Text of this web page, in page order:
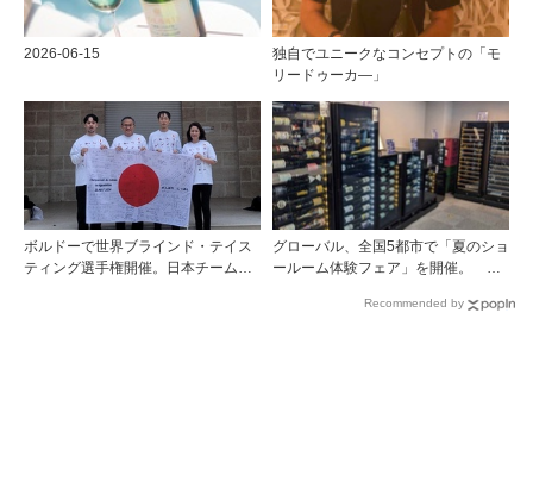
2026-06-15
独自でユニークなコンセプトの「モ
リードゥーカ―」
ボルドーで世界ブラインド・テイス
ティング選手権開催。日本チームが4
グローバル、全国5都市で「夏のショ
ールーム体験フェア」を開催。 ワ
Recommended by